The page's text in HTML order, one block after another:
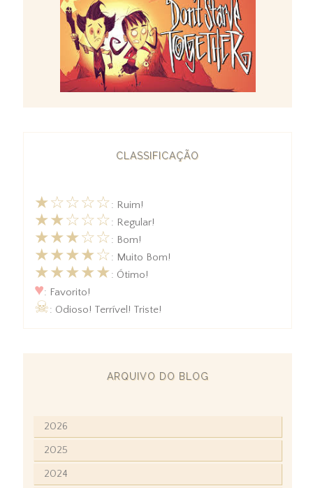
CLASSIFICAÇÃO
★☆☆☆☆: Ruim!
★★☆☆☆: Regular!
★★★☆☆: Bom!
★★★★☆: Muito Bom!
★★★★★: Ótimo!
♥: Favorito!
☠: Odioso! Terrível! Triste!
ARQUIVO DO BLOG
2026
2025
2024